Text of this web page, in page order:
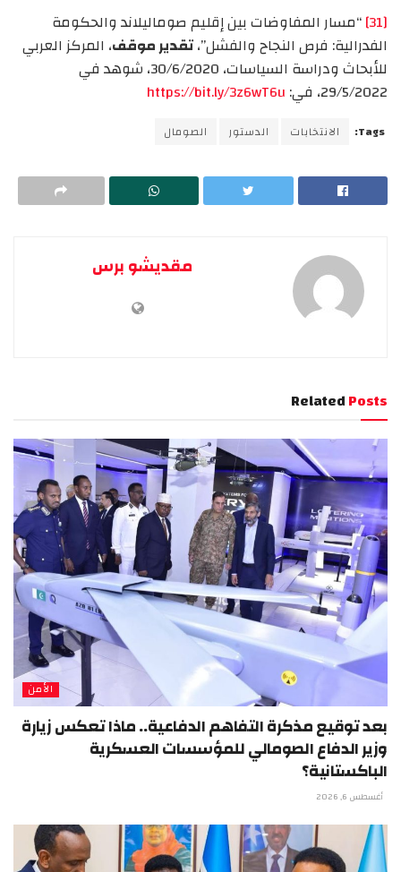
[31]
“مسار المفاوضات بين إقليم صوماليلاند والحكومة
الفدرالية: فرص النجاح والفشل”،تقدير موقف، المركز العربي
للأبحاث ودراسة السياسات، 30/6/2020، شوهد في
29/5/2022، في:
https://bit.ly/3z6wT6u
Tags: الانتخابات الدستور الصومال
مقديشو برس
RelatedPosts
الأمن
بعد توقيع مذكرة التفاهم الدفاعية.. ماذا تعكس زيارة
وزير الدفاع الصومالي للمؤسسات العسكرية
الباكستانية؟
أغسطس 6, 2026